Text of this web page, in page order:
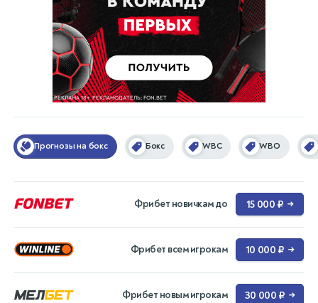
Прогнозы на бокс Бокс WBC WBO
Фрибет новичкам до 15 000 ₽ →
Фрибет всем игрокам 10 000 ₽ →
Фрибет новым игрокам 30 000 ₽ →